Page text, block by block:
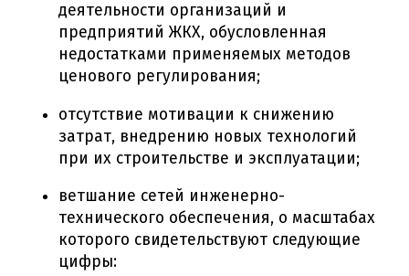
деятельности организаций и
предприятий ЖКХ, обусловленная
недостатками применяемых методов
ценового регулирования;
отсутствие мотивации к снижению
затрат, внедрению новых технологий
при их строительстве и эксплуатации;
ветшание сетей инженерно-
технического обеспечения, о масштабах
которого свидетельствуют следующие
цифры: